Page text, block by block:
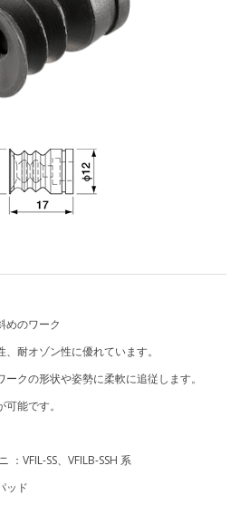
＞
のワーク
オゾン性に優れています。
の形状や姿勢に柔軟に追従します。
能です。
SS、VFILB-SSH 系
ド